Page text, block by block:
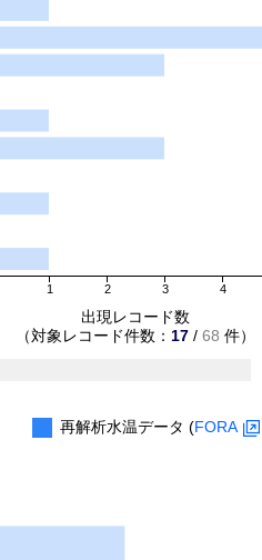
1 2 3 4
出現レコード数
（対象レコード件数： 17 / 68 件）
再解析水温データ (FORA